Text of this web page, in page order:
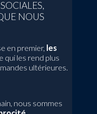
NOUS
en premier, les
qui les rend plus
ultérieures.
nous sommes